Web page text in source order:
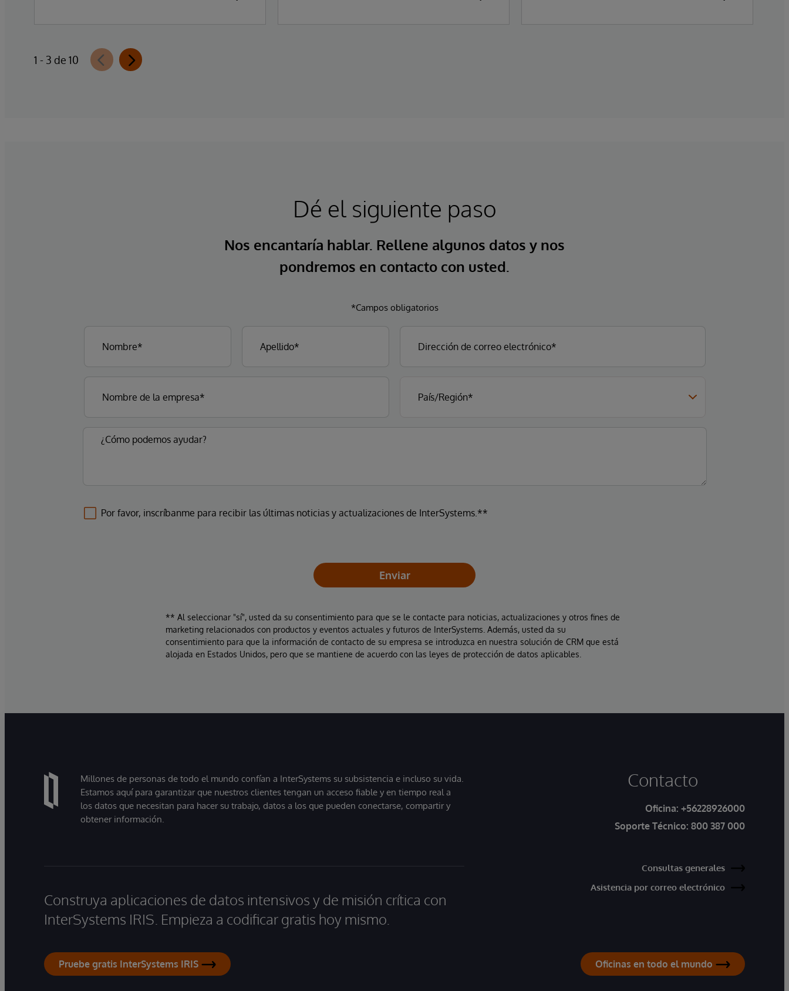
1 - 3 de 10
Dé el siguiente paso
Nos encantaría hablar. Rellene algunos datos y nos
pondremos en contacto con usted.
*Campos obligatorios
Por favor, inscríbanme para recibir las últimas noticias y actualizaciones de InterSystems.**
Enviar
** Al seleccionar "sí", usted da su consentimiento para que se le contacte para noticias, actualizaciones y otros fines de
marketing relacionados con productos y eventos actuales y futuros de InterSystems. Además, usted da su
consentimiento para que la información de contacto de su empresa se introduzca en nuestra solución de CRM que está
alojada en Estados Unidos, pero que se mantiene de acuerdo con las leyes de protección de datos aplicables.
Millones de personas de todo el mundo confían a InterSystems su subsistencia e incluso su vida.
Estamos aquí para garantizar que nuestros clientes tengan un acceso fiable y en tiempo real a
los datos que necesitan para hacer su trabajo, datos a los que pueden conectarse, compartir y
obtener información.
Construya aplicaciones de datos intensivos y de misión crítica con
InterSystems IRIS. Empieza a codificar gratis hoy mismo.
Pruebe gratis InterSystems IRIS
Contacto
Oficina: +56228926000
Soporte Técnico: 800 387 000
Consultas generales
Asistencia por correo electrónico
Oficinas en todo el mundo